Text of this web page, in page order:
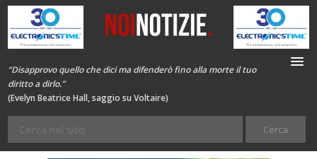
“Disapprovo quello che dici ma difenderò fino alla morte il tuo
diritto a dirlo.”
(Evelyn Beatrice Hall, saggio su Voltaire)